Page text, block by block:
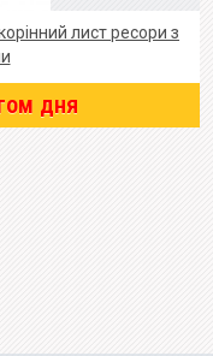
лист ресори з
дня